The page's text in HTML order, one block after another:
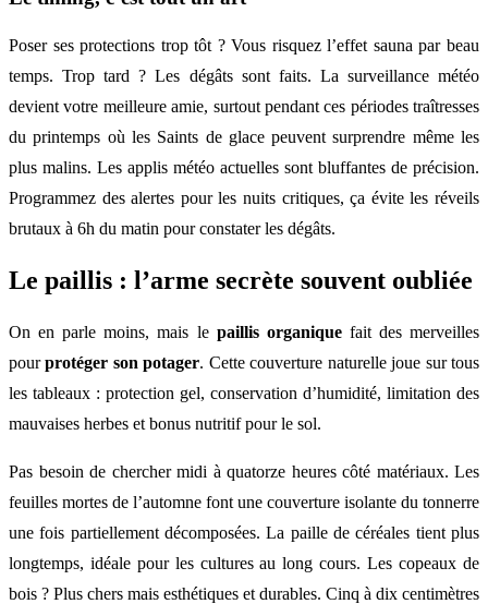
Poser ses protections trop tôt ? Vous risquez l’effet sauna par beau
temps. Trop tard ? Les dégâts sont faits. La surveillance météo
devient votre meilleure amie, surtout pendant ces périodes traîtresses
du printemps où les Saints de glace peuvent surprendre même les
plus malins. Les applis météo actuelles sont bluffantes de précision.
Programmez des alertes pour les nuits critiques, ça évite les réveils
brutaux à 6h du matin pour constater les dégâts.
Le paillis : l’arme secrète souvent oubliée
On en parle moins, mais le paillis organiquefait des merveilles
pourprotéger son potager. Cette couverture naturelle joue sur tous
les tableaux : protection gel, conservation d’humidité, limitation des
mauvaises herbes et bonus nutritif pour le sol.
Pas besoin de chercher midi à quatorze heures côté matériaux. Les
feuilles mortes de l’automne font une couverture isolante du tonnerre
une fois partiellement décomposées. La paille de céréales tient plus
longtemps, idéale pour les cultures au long cours. Les copeaux de
bois ? Plus chers mais esthétiques et durables. Cinq à dix centimètres